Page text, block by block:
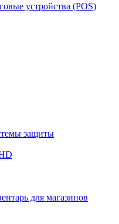
устройства (POS)
защиты
для магазинов